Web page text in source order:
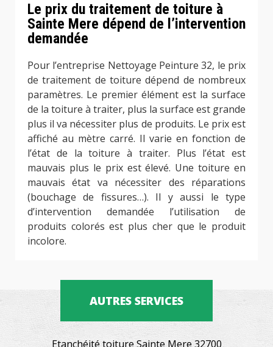
Le prix du traitement de toiture à
Sainte Mere dépend de l’intervention
demandée
Pour l’entreprise Nettoyage Peinture 32, le prix
de traitement de toiture dépend de nombreux
paramètres. Le premier élément est la surface
de la toiture à traiter, plus la surface est grande
plus il va nécessiter plus de produits. Le prix est
affiché au mètre carré. Il varie en fonction de
l’état de la toiture à traiter. Plus l’état est
mauvais plus le prix est élevé. Une toiture en
mauvais état va nécessiter des réparations
(bouchage de fissures…). Il y aussi le type
d’intervention demandée l’utilisation de
produits colorés est plus cher que le produit
incolore.
AUTRES SERVICES
Etanchéité toiture Sainte Mere 32700